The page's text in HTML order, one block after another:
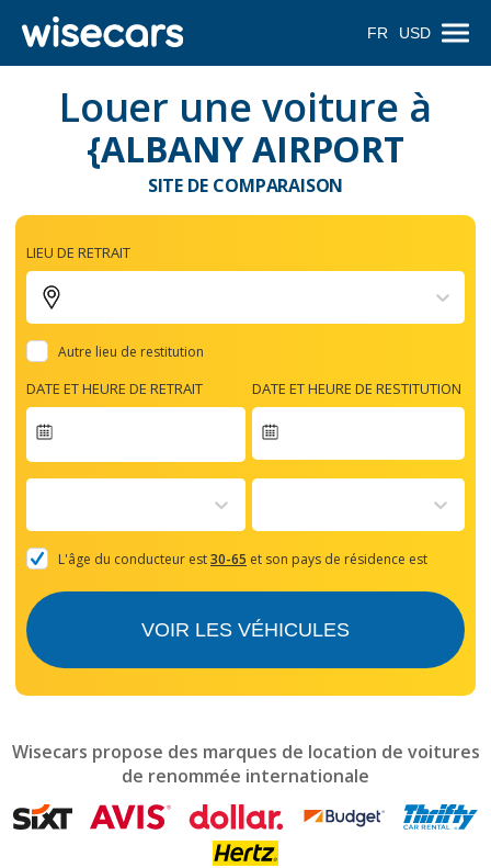
FR USD
Louer une voiture à
{ALBANY AIRPORT
SITE DE COMPARAISON
LIEU DE RETRAIT
Autre lieu de restitution
DATE ET HEURE DE RETRAIT
forward
with
the
and
mark
get
the
DATE ET HEURE DE RESTITUTION
L'âge du conducteur est30-65 et son pays de résidence est
VOIR LES VÉHICULES
Wisecars propose des marques de location de voitures
de renommée internationale